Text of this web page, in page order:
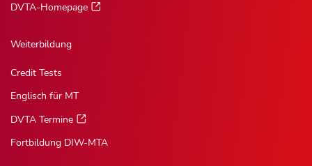
DVTA-Homepage
Weiterbildung
Credit Tests
Englisch für MT
DVTA Termine
Fortbildung DIW-MTA